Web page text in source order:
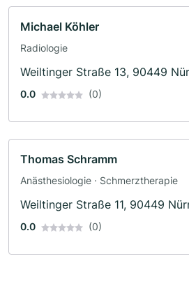
Michael Köhler
Radiologie
Weiltinger Straße 13, 90449
0.0 (0)
Thomas Schramm
Anästhesiologie · Schmerztherapie
Weiltinger Straße 11, 90449
0.0 (0)